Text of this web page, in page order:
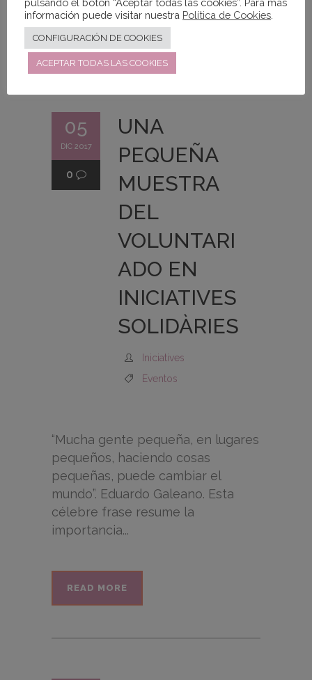
READ MORE
05
DIC 2017
0
UNA
PEQUEÑA
MUESTRA
DEL
VOLUNTARI
ADO EN
INICIATIVES
SOLIDÀRIES
Iniciatives
Eventos
“Mucha gente pequeña, en lugares
pequeños, haciendo cosas
pequeñas, puede cambiar el
mundo”. Eduardo Galeano. Esta
célebre frase resume la
importancia...
READ MORE
pulsando el botón “Aceptar todas las cookies”. Para más
información puede visitar nuestra Política de Cookies
CONFIGURACIÓN DE COOKIES
ACEPTAR TODAS LAS COOKIES